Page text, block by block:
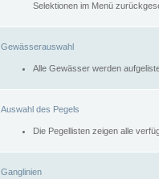
Selektionen im Menü
Gewässerauswahl
Alle Gewässer werden
Auswahl des Pegels
Die Pegellisten zeigen alle
Ganglinien